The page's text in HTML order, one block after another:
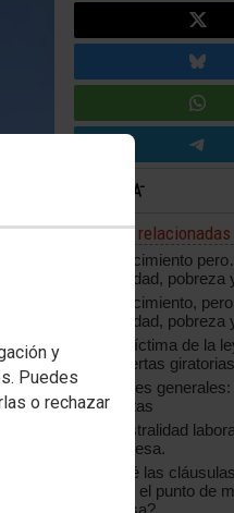
y
Puedes
o rechazar
Noticias relacionadas
Más crecimiento
desigualdad, pobreza
Más crecimiento,
desigualdad, pobreza
Galán, víctima de la
y las puertas giratorias
Elecciones
respuestas
La siniestralidad
que no cesa.
¿Por qué las
están en el punto de
Dancausa?